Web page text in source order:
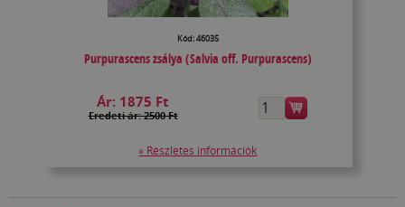
Kód: 46035
Purpurascens zsálya (Salvia off. Purpurascens)
Ár: 1875 Ft
Eredeti ár: 2500 Ft
» Részletes információk